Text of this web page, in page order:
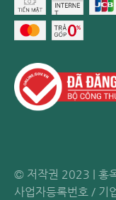
© 저작권 2023 | 홍
사업자등록번호 / 기